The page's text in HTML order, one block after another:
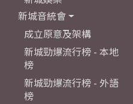
新城音統會
成立原意及架構
新城勁爆流行榜 - 本地
榜
新城勁爆流行榜 - 外語
榜